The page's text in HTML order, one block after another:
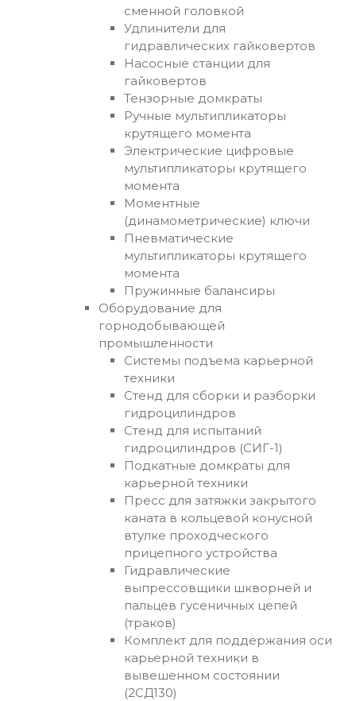
сменной головкой
Удлинители для
гидравлических гайковертов
Насосные станции для
гайковертов
Тензорные домкраты
Ручные мультипликаторы
крутящего момента
Электрические цифровые
мультипликаторы крутящего
момента
Моментные
(динамометрические) ключи
Пневматические
мультипликаторы крутящего
момента
Пружинные балансиры
Оборудование для
горнодобывающей
промышленности
Системы подъема карьерной
техники
Стенд для сборки и разборки
гидроцилиндров
Стенд для испытаний
гидроцилиндров (СИГ-1)
Подкатные домкраты для
карьерной техники
Пресс для затяжки закрытого
каната в кольцевой конусной
втулке проходческого
прицепного устройства
Гидравлические
выпрессовщики шкворней и
пальцев гусеничных цепей
(траков)
Комплект для поддержания оси
карьерной техники в
вывешенном состоянии
(2СД130)